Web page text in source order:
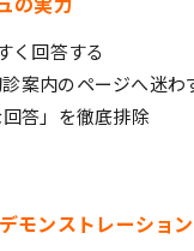
く回答する
案内のページへ迷わ
答」を徹底排除
モンストレーション